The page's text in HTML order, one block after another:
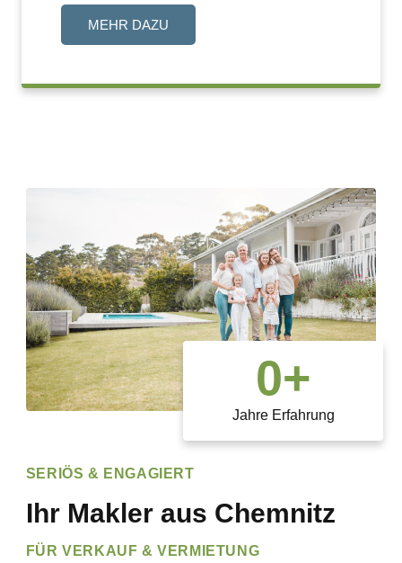
MEHR DAZU
Jahre Erfahrung
0+
SERIÖS & ENGAGIERT
Ihr Makler aus Chemnitz
FÜR VERKAUF & VERMIETUNG